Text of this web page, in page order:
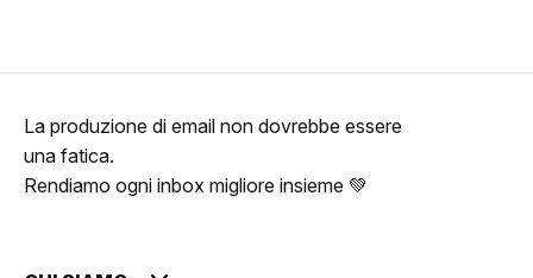
La produzione di email non dovrebbe essere
una fatica.
Rendiamo ogni inbox migliore insieme 💚